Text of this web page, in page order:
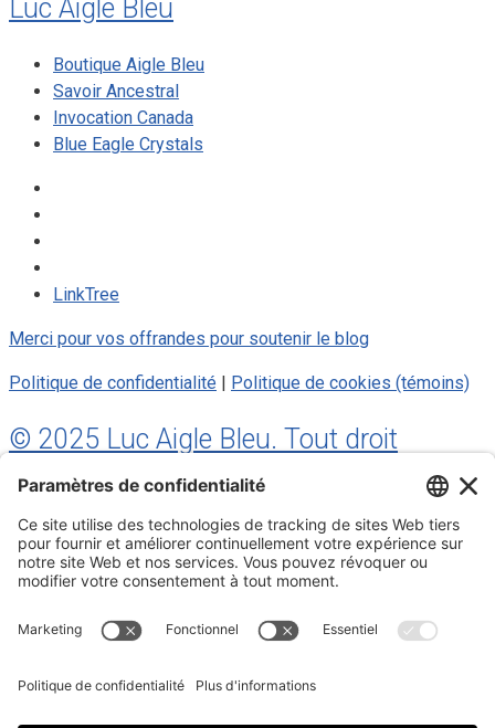
Luc Aigle Bleu
Boutique Aigle Bleu
Savoir Ancestral
Invocation Canada
Blue Eagle Crystals
LinkTree
Merci pour vos offrandes pour soutenir le blog
Politique de confidentialité | Politique de cookies (témoins)
© 2025 Luc Aigle Bleu. Tout droit
réservé.
S'inscrire à mon Infolettre